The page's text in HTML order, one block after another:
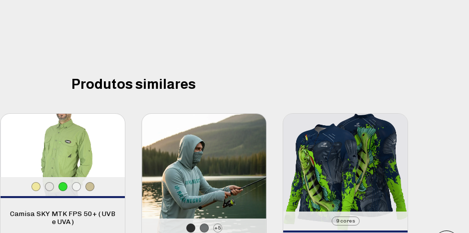
Produtos similares
Camisa SKY MTK FPS 50+ ( UVB
e UVA )
+5
9 cores